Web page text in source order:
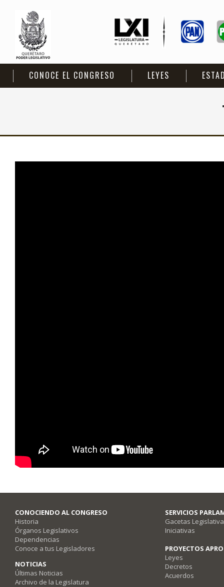
CONOCE EL CONGRESO LEYES
CONOCIENDO AL CONGRESO
Historia
Órganos Legislativos
Dependencias
Conoce a tus Legisladores
NOTICIAS
Últimas Noticias
Archivo de la Legislatura
SERVICIOS
Gacetas
Iniciativas
PROYECTOS
Leyes
Decretos
Acuerdos